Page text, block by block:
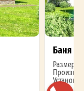
Баня
Размеры: